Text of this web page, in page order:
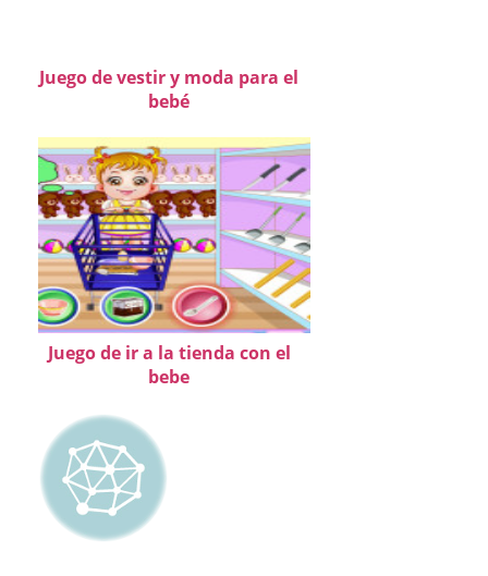
Juego de vestir y moda para el
bebé
Juego de ir a la tienda con el
bebe